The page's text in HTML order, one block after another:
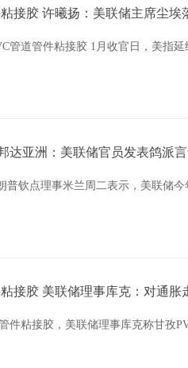
接胶 许曦扬：美联储主席尘埃
管道管件粘接胶 1月收官日，美指
达亚洲：美联储官员发表鸽派
普钦点理事米兰周二表示，美联储
接胶 美联储理事库克：对通
件粘接胶，美联储理事库克称甘孜